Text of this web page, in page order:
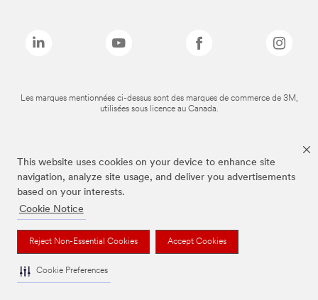
This website uses cookies on your device to enhance site
navigation, analyze site usage, and deliver you advertisements
based on your interests.
Cookie Notice
Reject Non-Essential Cookies Accept Cookies
Cookie Preferences
Les marques mentionnées ci-dessus sont des marques de commerce de 3M,
utilisées sous licence au Canada.